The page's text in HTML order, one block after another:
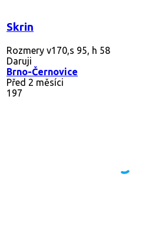
Skrin
Rozmery v170,s 95, h 58
Daruji
Brno-Černovice
Před 2 měsíci
197